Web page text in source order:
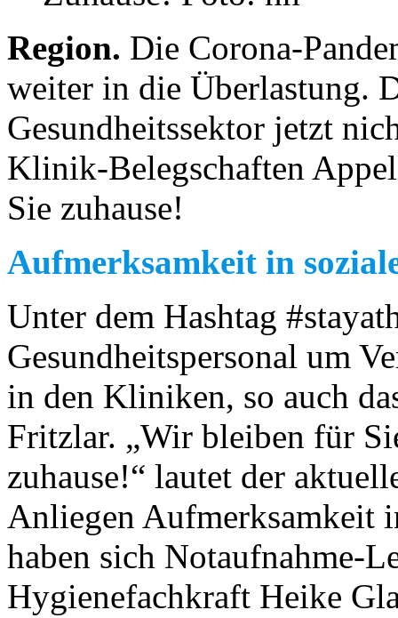
Region. Die Corona-
weiter in die Überlastung.
Gesundheitssektor jetzt
Klinik-Belegschaften
Sie zuhause!
Aufmerksamkeit in
Unter dem Hashtag
Gesundheitspersonal um
in den Kliniken, so auch
Fritzlar. „Wir bleiben für
zuhause!“ lautet der
Anliegen Aufmerksamkeit
haben sich Notaufnahme-
Hygienefachkraft Heike